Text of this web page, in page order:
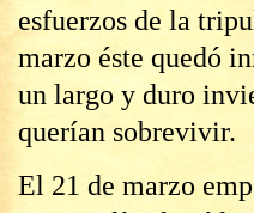
esfuerzos de la
marzo éste quedó
un largo y duro
querían sobrevivir.
El 21 de marzo